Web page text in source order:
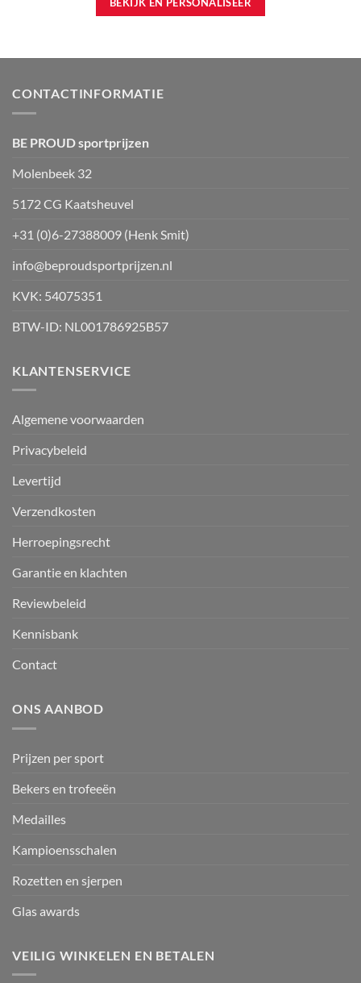
CONTACTINFORMATIE
BE PROUD sportprijzen
Molenbeek 32
5172 CG Kaatsheuvel
+31 (0)6-27388009 (Henk Smit)
info@beproudsportprijzen.nl
KVK: 54075351
BTW-ID: NL001786925B57
KLANTENSERVICE
Algemene voorwaarden
Privacybeleid
Levertijd
Verzendkosten
Herroepingsrecht
Garantie en klachten
Reviewbeleid
Kennisbank
Contact
ONS AANBOD
Prijzen per sport
Bekers en trofeeën
Medailles
Kampioensschalen
Rozetten en sjerpen
Glas awards
VEILIG WINKELEN EN BETALEN